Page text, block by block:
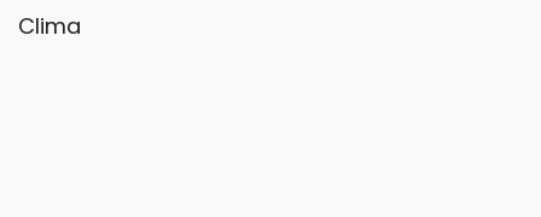
Clima